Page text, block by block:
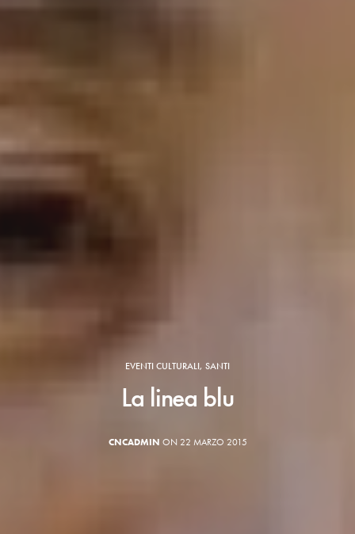
EVENTI CULTURALI, SANTI
La linea blu
CNCADMIN ON 22 MARZO 2015